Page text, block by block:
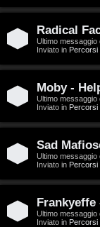
c
a
F
A
Q
Radical
Ultimo messaggio
Inviato in Percorsi
Moby -
Ultimo messaggio
Inviato in Percorsi
Sad
Ultimo messaggio
Inviato in Percorsi
Frankyeffe
Ultimo messaggio
Inviato in Percorsi
n
i
l
i
/
D
i
g
i